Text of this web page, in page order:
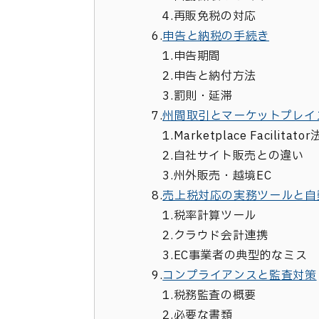
4.再販免税の対応
6.申告と納税の手続き
1.申告期間
2.申告と納付方法
3.罰則・延滞
7.州間取引とマーケットプレ
1.Marketplace Facilitator
2.自社サイト販売との違い
3.州外販売・越境EC
8.売上税対応の実務ツールと
1.税率計算ツール
2.クラウド会計連携
3.EC事業者の典型的なミス
9.コンプライアンスと監査対策
1.税務監査の概要
2.必要な書類